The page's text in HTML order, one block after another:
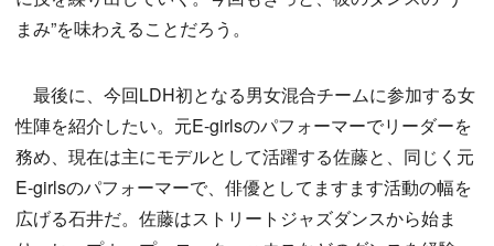
まみ”を味わえることだろう。
最後に、今回LDH初となる男女混合チームに参加する女
性陣を紹介したい。元E-girlsのパフォーマーでリーダーを
務め、現在は主にモデルとして活躍する佐藤と、同じく元
E-girlsのパフォーマーで、俳優としてますます活動の幅を
広げる石井だ。佐藤はストリートジャズダンスから始ま